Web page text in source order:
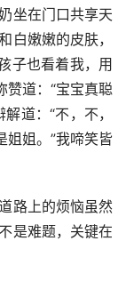
坐在门口共享天
白嫩嫩的皮肤，
子也看着我，用
赞道：“宝宝真聪
道：“不，不，
姐姐。”我啼笑皆
路上的烦恼虽然
是难题，关键在